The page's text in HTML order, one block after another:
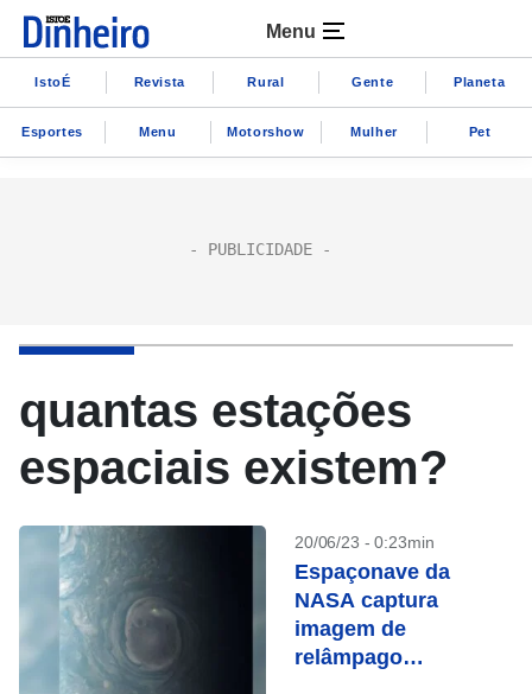
Menu
IstoÉ Revista Rural Gente Planeta
Esportes Menu Motorshow Mulher Pet
quantas estações
espaciais existem?
20/06/23 - 0:23min
Espaçonave da
NASA captura
imagem de
relâmpago